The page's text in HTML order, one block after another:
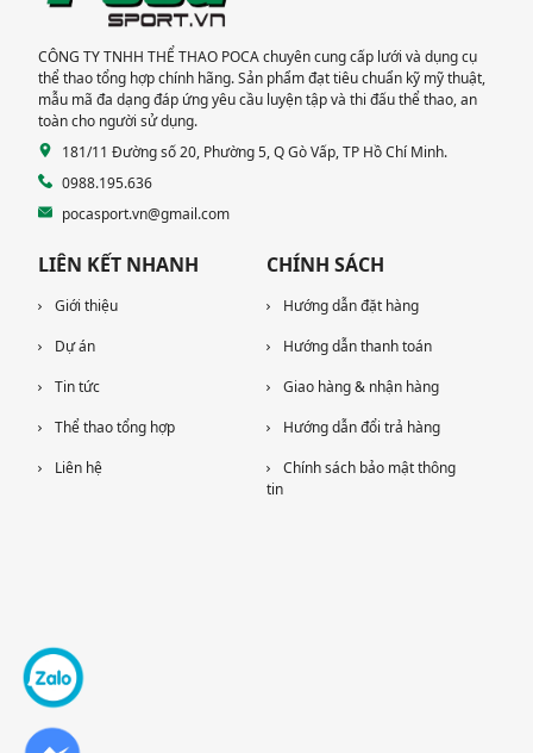
CÔNG TY TNHH THỂ THAO POCA chuyên cung cấp lưới và dụng cụ
thể thao tổng hợp chính hãng. Sản phẩm đạt tiêu chuẩn kỹ mỹ thuật,
mẫu mã đa dạng đáp ứng yêu cầu luyện tập và thi đấu thể thao, an
toàn cho người sử dụng.
181/11 Đường số 20, Phường 5, Q Gò Vấp, TP Hồ Chí Minh.
0988.195.636
pocasport.vn@gmail.com
LIÊN KẾT NHANH
Giới thiệu
Dự án
Tin tức
Thể thao tổng hợp
Liên hệ
CHÍNH SÁCH
Hướng dẫn đặt hàng
Hướng dẫn thanh toán
Giao hàng & nhận hàng
Hướng dẫn đổi trả hàng
Chính sách bảo mật thông
tin